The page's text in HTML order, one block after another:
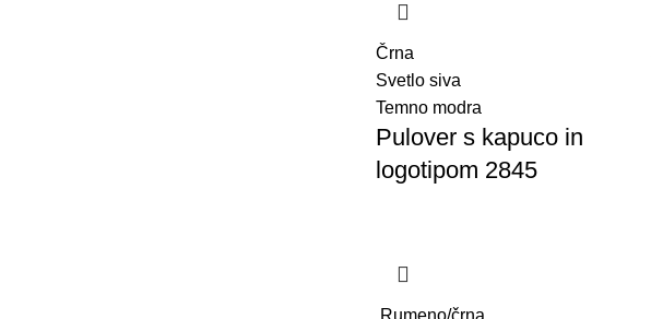
Črna
Svetlo siva
Temno modra
Pulover s kapuco in
logotipom 2845
Rumeno/črna